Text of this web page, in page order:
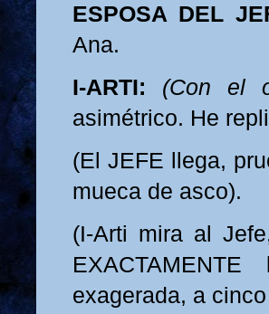
ESPOSA DEL
Ana.
I-ARTI:
(Con el
asimétrico. He
(El JEFE llega,
mueca de asco).
(I-Arti mira al
exagerada, a